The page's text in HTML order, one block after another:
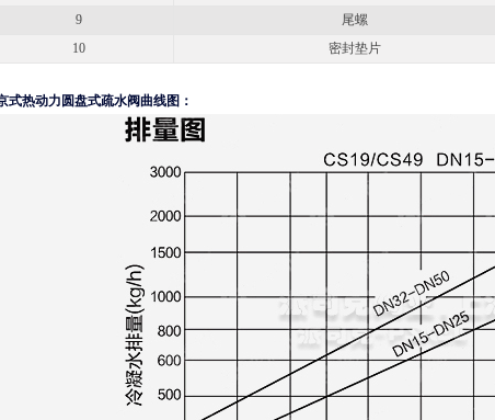
9
尾螺
10
密封垫片
式热动力圆盘式疏水阀曲线图：